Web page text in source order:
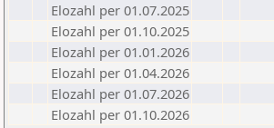
Elozahl per 01.07.2025
Elozahl per 01.10.2025
Elozahl per 01.01.2026
Elozahl per 01.04.2026
Elozahl per 01.07.2026
Elozahl per 01.10.2026